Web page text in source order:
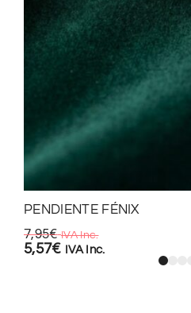
PENDIENTE FÉNIX
7,95€ IVA Inc.
5,57€ IVA Inc.